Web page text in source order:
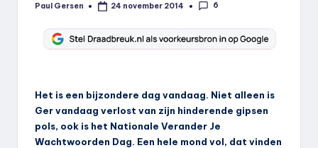
Geplaatst
Paul Gersen 24 november 2014 6
Het is een bijzondere dag vandaag. Niet alleen is
Ger vandaag verlost van zijn hinderende gipsen
pols, ook is het Nationale Verander Je
Wachtwoorden Dag. Een hele mond vol, dat vinden